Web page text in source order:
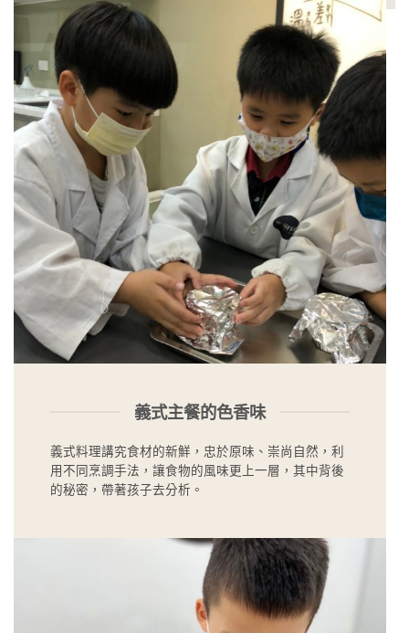
義式主餐的色香味
義式料理講究食材的新鮮，忠於原味、崇尚自然，利
用不同烹調手法，讓食物的風味更上一層，其中背後
的秘密，帶著孩子去分析。